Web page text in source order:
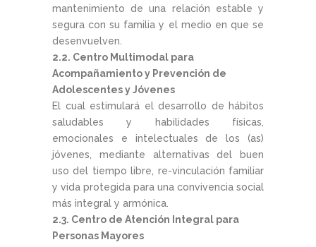
mantenimiento de una relación estable y
segura con su familia y el medio en que se
desenvuelven.
2.2. Centro Multimodal para
Acompañamiento y Prevención de
Adolescentes y Jóvenes
El cual estimulará el desarrollo de hábitos
saludables y habilidades físicas,
emocionales e intelectuales de los (as)
jóvenes, mediante alternativas del buen
uso del tiempo libre, re-vinculación familiar
y vida protegida para una convivencia social
más integral y armónica.
2.3. Centro de Atención Integral para
Personas Mayores